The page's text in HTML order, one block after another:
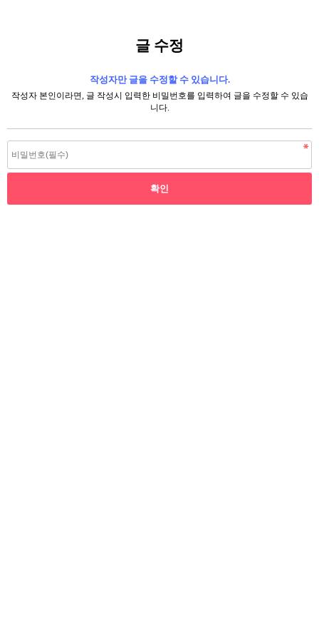
글 수정
작성자만 글을 수정할 수 있습니다.
작성자 본인이라면, 글 작성시 입력한 비밀번호를 입력하여 글을 수정할 수 있습
니다.